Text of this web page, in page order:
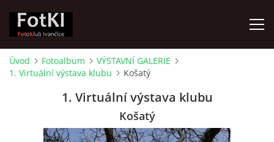
ÚVOD
Úvod Fotoalbum
VÝSTAVNÍ GALERIE
1. Virtuální výstava klubu
Košatý
1. Virtuální výstava klubu
Košatý